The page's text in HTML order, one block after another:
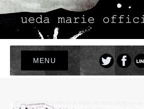
MENU
LIVE